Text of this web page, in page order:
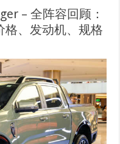
– 全阵容回顾：
格、发动机、规格